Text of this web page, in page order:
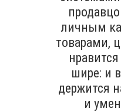
личным
товарами,
шире: и
держится
и